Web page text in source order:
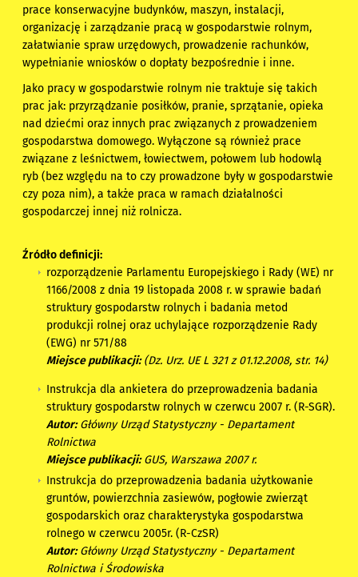
prace konserwacyjne budynków, maszyn, instalacji,
organizację i zarządzanie pracą w gospodarstwie rolnym,
załatwianie spraw urzędowych, prowadzenie rachunków,
wypełnianie wniosków o dopłaty bezpośrednie i inne.
Jako pracy w gospodarstwie rolnym nie traktuje się takich
prac jak: przyrządzanie posiłków, pranie, sprzątanie, opieka
nad dziećmi oraz innych prac związanych z prowadzeniem
gospodarstwa domowego. Wyłączone są również prace
związane z leśnictwem, łowiectwem, połowem lub hodowlą
ryb (bez względu na to czy prowadzone były w gospodarstwie
czy poza nim), a także praca w ramach działalności
gospodarczej innej niż rolnicza.
Źródło definicji:
rozporządzenie Parlamentu Europejskiego i Rady (WE) nr
1166/2008 z dnia 19 listopada 2008 r. w sprawie badań
struktury gospodarstw rolnych i badania metod
produkcji rolnej oraz uchylające rozporządzenie Rady
(EWG) nr 571/88
Miejsce publikacji:(Dz. Urz. UE L 321 z 01.12.2008, str. 14)
Instrukcja dla ankietera do przeprowadzenia badania
struktury gospodarstw rolnych w czerwcu 2007 r. (R-SGR).
Autor:Główny Urząd Statystyczny - Departament
Rolnictwa
Miejsce publikacji:GUS, Warszawa 2007 r.
Instrukcja do przeprowadzenia badania użytkowanie
gruntów, powierzchnia zasiewów, pogłowie zwierząt
gospodarskich oraz charakterystyka gospodarstwa
rolnego w czerwcu 2005r. (R-CzSR)
Autor:Główny Urząd Statystyczny - Departament
Rolnictwa i Środowiska